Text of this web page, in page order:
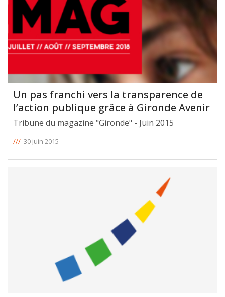
Un pas franchi vers la transparence de
l’action publique grâce à Gironde Avenir
Tribune du magazine "Gironde" - Juin 2015
/// 30 juin 2015